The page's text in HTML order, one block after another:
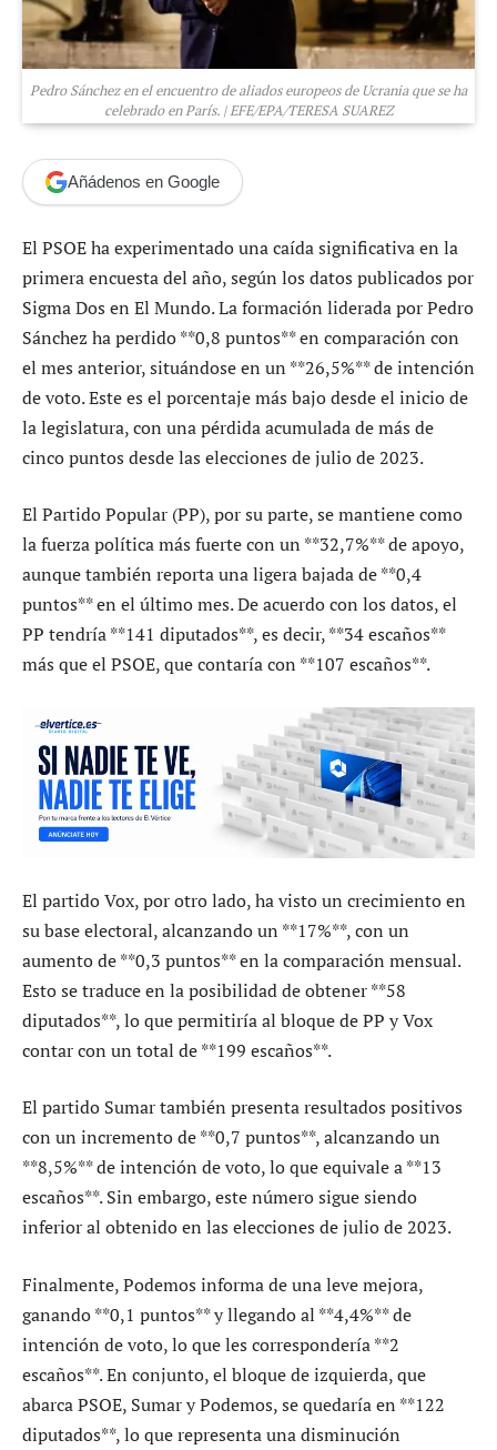
Pedro Sánchez en el encuentro de aliados europeos de Ucrania que se ha
celebrado en París. | EFE/EPA/TERESA SUAREZ
Añádenos en Google
El PSOE ha experimentado una caída significativa en la
primera encuesta del año, según los datos publicados por
Sigma Dos en El Mundo. La formación liderada por Pedro
Sánchez ha perdido **0,8 puntos** en comparación con
el mes anterior, situándose en un **26,5%** de intención
de voto. Este es el porcentaje más bajo desde el inicio de
la legislatura, con una pérdida acumulada de más de
cinco puntos desde las elecciones de julio de 2023.
El Partido Popular (PP), por su parte, se mantiene como
la fuerza política más fuerte con un **32,7%** de apoyo,
aunque también reporta una ligera bajada de **0,4
puntos** en el último mes. De acuerdo con los datos, el
PP tendría **141 diputados**, es decir, **34 escaños**
más que el PSOE, que contaría con **107 escaños**.
El partido Vox, por otro lado, ha visto un crecimiento en
su base electoral, alcanzando un **17%**, con un
aumento de **0,3 puntos** en la comparación mensual.
Esto se traduce en la posibilidad de obtener **58
diputados**, lo que permitiría al bloque de PP y Vox
contar con un total de **199 escaños**.
El partido Sumar también presenta resultados positivos
con un incremento de **0,7 puntos**, alcanzando un
**8,5%** de intención de voto, lo que equivale a **13
escaños**. Sin embargo, este número sigue siendo
inferior al obtenido en las elecciones de julio de 2023.
Finalmente, Podemos informa de una leve mejora,
ganando **0,1 puntos** y llegando al **4,4%** de
intención de voto, lo que les correspondería **2
escaños**. En conjunto, el bloque de izquierda, que
abarca PSOE, Sumar y Podemos, se quedaría en **122
diputados**, lo que representa una disminución